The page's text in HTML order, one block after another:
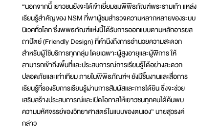
“นอกจากนี้ เยาวชนยังจะได้เข้าเยี่ยมชมพิพิธภัณฑ์พระรามเก้า แหล่ง
เรียนรู้สำคัญของ NSM ที่พาผู้ชมสำรวจความหลากหลายของระบบ
นิเวศทั่วโลก ซึ่งพิพิธภัณฑ์แห่งนี้ได้รับการออกแบบตามหลักอารยส
ถาปัตย์ (Friendly Design) ที่คำนึงถึงการอำนวยความสะดวก
สำหรับผู้ใช้บริการทุกกลุ่ม โดยเฉพาะผู้สูงอายุและผู้พิการ ให้
สามารถเข้าถึงพื้นที่และประสบการณ์การเรียนรู้ได้อย่างสะดวก
ปลอดภัยและเท่าเทียม ภายในพิพิธภัณฑ์ฯ ยังมีชิ้นงานและสื่อการ
เรียนรู้ที่รองรับการเรียนรู้ผ่านการสัมผัสและการได้ยิน ซึ่งจะช่วย
เสริมสร้างประสบการณ์และเปิดโอกาสให้เยาวชนทุกคนได้ค้นพบ
ความมหัศจรรย์ของวิทยาศาสตร์ในแบบของตนเอง” นายสุวรงค์
กล่าว